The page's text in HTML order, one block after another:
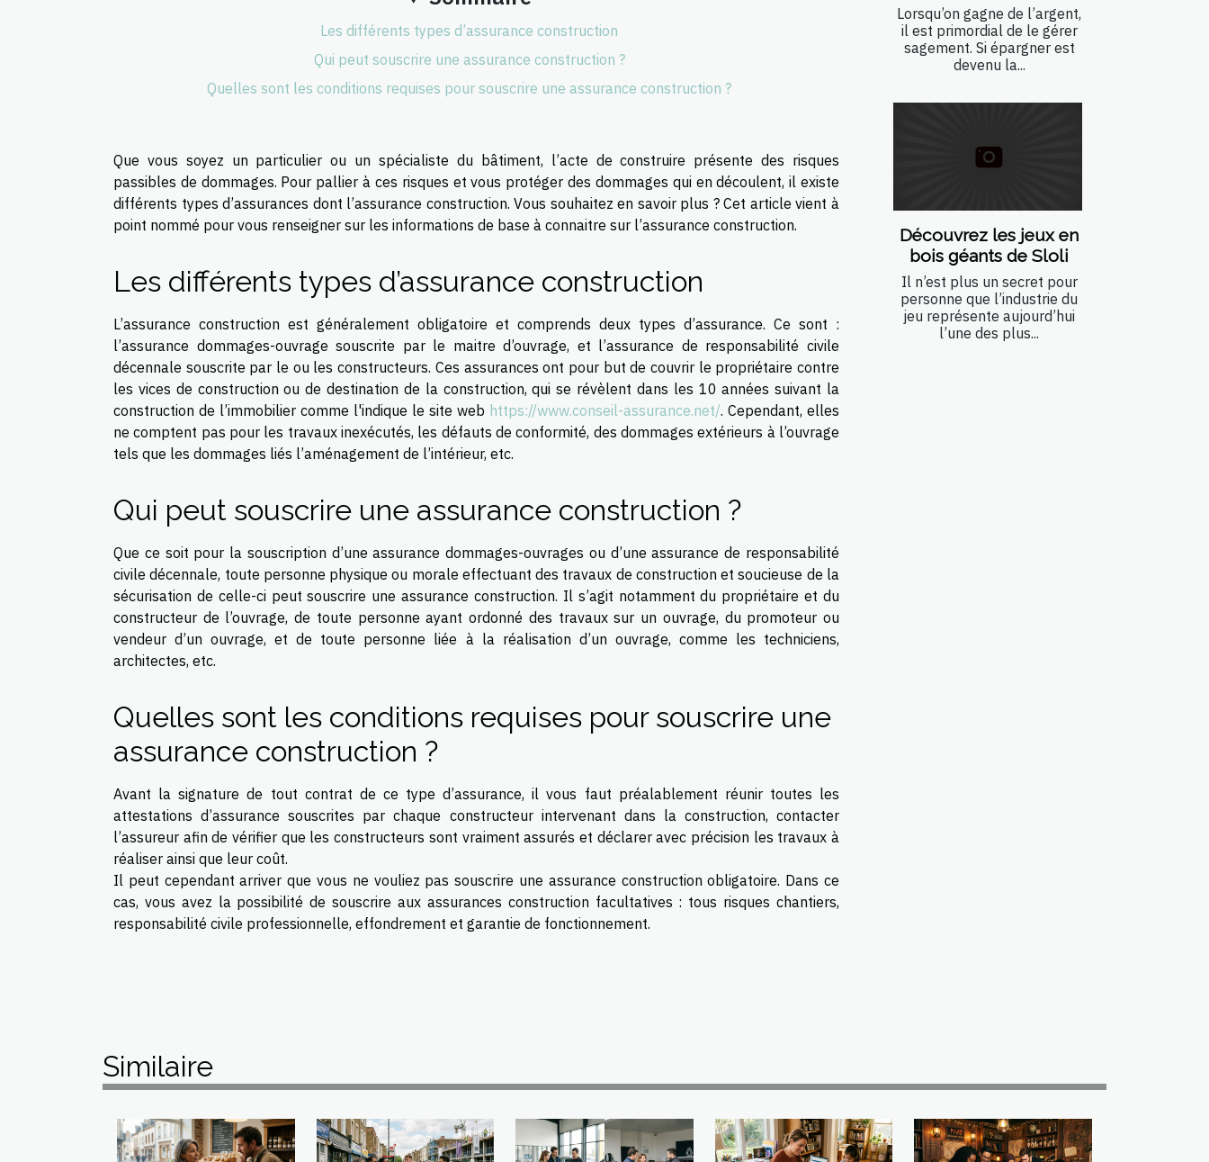
Les différents types d’assurance construction
Qui peut souscrire une assurance construction ?
Quelles sont les conditions requises pour souscrire une assurance construction ?
Que vous soyez un particulier ou un spécialiste du bâtiment, l’acte de construire présente des risques
passibles de dommages. Pour pallier à ces risques et vous protéger des dommages qui en découlent, il existe
différents types d’assurances dont l’assurance construction. Vous souhaitez en savoir plus ? Cet article vient à
point nommé pour vous renseigner sur les informations de base à connaitre sur l’assurance construction.
Les différents types d’assurance construction
L’assurance construction est généralement obligatoire et comprends deux types d’assurance. Ce sont :
l’assurance dommages-ouvrage souscrite par le maitre d’ouvrage, et l’assurance de responsabilité civile
décennale souscrite par le ou les constructeurs. Ces assurances ont pour but de couvrir le propriétaire contre
les vices de construction ou de destination de la construction, qui se révèlent dans les 10 années suivant la
construction de l’immobilier comme l'indique le site web https://www.conseil-assurance.net/. Cependant, elles
ne comptent pas pour les travaux inexécutés, les défauts de conformité, des dommages extérieurs à l’ouvrage
tels que les dommages liés l’aménagement de l’intérieur, etc.
Qui peut souscrire une assurance construction ?
Que ce soit pour la souscription d’une assurance dommages-ouvrages ou d’une assurance de responsabilité
civile décennale, toute personne physique ou morale effectuant des travaux de construction et soucieuse de la
sécurisation de celle-ci peut souscrire une assurance construction. Il s’agit notamment du propriétaire et du
constructeur de l’ouvrage, de toute personne ayant ordonné des travaux sur un ouvrage, du promoteur ou
vendeur d’un ouvrage, et de toute personne liée à la réalisation d’un ouvrage, comme les techniciens,
architectes, etc.
Quelles sont les conditions requises pour souscrire une
assurance construction ?
Avant la signature de tout contrat de ce type d’assurance, il vous faut préalablement réunir toutes les
attestations d’assurance souscrites par chaque constructeur intervenant dans la construction, contacter
l’assureur afin de vérifier que les constructeurs sont vraiment assurés et déclarer avec précision les travaux à
réaliser ainsi que leur coût.
Il peut cependant arriver que vous ne vouliez pas souscrire une assurance construction obligatoire. Dans ce
cas, vous avez la possibilité de souscrire aux assurances construction facultatives : tous risques chantiers,
responsabilité civile professionnelle, effondrement et garantie de fonctionnement.
Lorsqu’on gagne de l’argent,
il est primordial de le gérer
sagement. Si épargner est
devenu la...
Découvrez les jeux en
bois géants de Sloli
Il n’est plus un secret pour
personne que l’industrie du
jeu représente aujourd’hui
l’une des plus...
Similaire